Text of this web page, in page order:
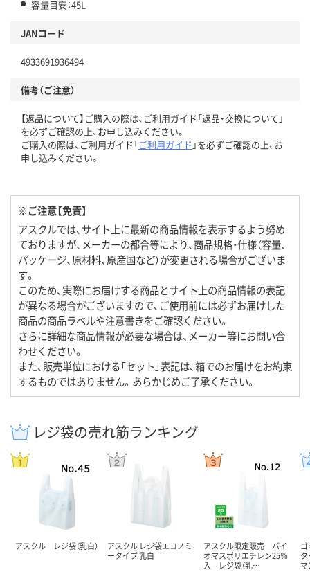
容量目安：45L
JANコード
4933691936494
備考（ご注意）
【返品について】ご購入の際は、ご利用ガイド「返品・交換について」
を必ずご確認の上、お申し込みください。
ご購入の際は、ご利用ガイド「ご利用ガイド 」を必ずご確認の上、お
申し込みください。
※ご注意【免責】
アスクルでは、サイト上に最新の商品情報を表示するよう努め
ておりますが、メーカーの都合等により、商品規格・仕様（容量、
パッケージ、原材料、原産国など）が変更される場合がございま
す。
このため、実際にお届けする商品とサイト上の商品情報の表記
が異なる場合がございますので、ご使用前には必ずお届けした
商品の商品ラベルや注意書きをご確認ください。
さらに詳細な商品情報が必要な場合は、メーカー等にお問い合
わせください。
また、販売単位における「セット」表記は、箱でのお届けをお約束
するものではありません。あらかじめご了承ください。
レジ袋の売れ筋ランキング
アスクル レジ袋（乳白）
アスクル レジ袋エコノミ
ータイプ 乳白
アスクル限定販売 バイ
オマスポリエチレン25％
入 レジ袋（乳…